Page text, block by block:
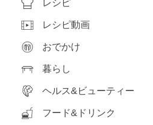
レシピ
レシピ動画
おでかけ
暮らし
ヘルス&ビューティー
フード&ドリンク